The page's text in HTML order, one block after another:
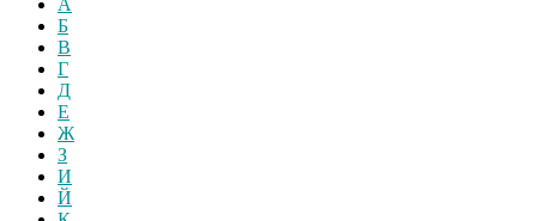
А
Б
В
Г
Д
Е
Ж
З
И
Й